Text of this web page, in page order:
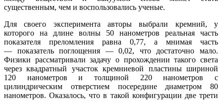
существенным, чем и воспользовались ученые.
Для своего эксперимента авторы выбрали кремний, у
которого на длине волны 50 нанометров реальная часть
показателя преломления равна 0,77, а мнимая часть
— показатель поглощения — 0,02, что достаточно мало.
Физики рассматривали задачу о прохождении такого света
через квадратный участок кремниевой пластины шириной
120 нанометров и толщиной 220 нанометров с
цилиндрическим отверстием посередине диаметром 80
нанометров. Оказалось, что в такой конфигурации две трети